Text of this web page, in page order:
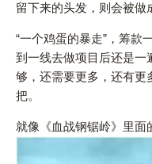
留下来的头发，则会被做
“一个鸡蛋的暴走”，筹款
到一线去做项目后还是一
够，还需要更多，还有更
把。
就像《血战钢锯岭》里